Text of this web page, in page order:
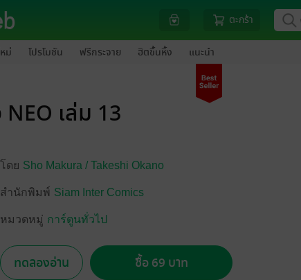
ตะกร้า
ม่ โปรโมชัน ฟรีกระจาย ฮิตขึ้นหิ้ง แนะนำ
เล่ม 13
โดย Sho Makura /Takeshi Okano
สำนักพิมพ์ Siam Inter Comics
หมวดหมู่ การ์ตูนทั่วไป
ทดลองอ่าน ซื้อ 69 บาท